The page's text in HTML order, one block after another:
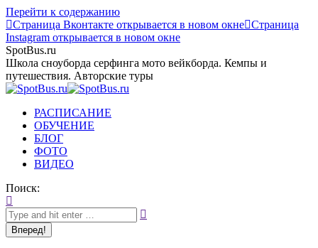
Перейти к содержанию
Страница Вконтакте открывается в новом окне Страница
Instagram открывается в новом окне
SpotBus.ru
Школа сноуборда серфинга мото вейкборда. Кемпы и
путешествия. Авторские туры
РАСПИСАНИЕ
ОБУЧЕНИЕ
БЛОГ
ФОТО
ВИДЕО
Поиск: